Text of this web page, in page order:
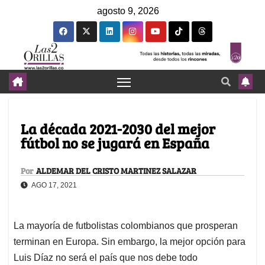
agosto 9, 2026
La década 2021-2030 del mejor
fútbol no se jugará en España
Por ALDEMAR DEL CRISTO MARTINEZ SALAZAR
AGO 17, 2021
La mayoría de futbolistas colombianos que prosperan
terminan en Europa. Sin embargo, la mejor opción para
Luis Díaz no será el país que nos debe todo